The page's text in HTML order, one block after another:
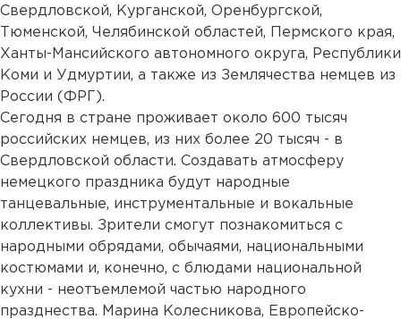
Свердловской, Курганской, Оренбургской,
Тюменской, Челябинской областей, Пермского края,
Ханты-Мансийского автономного округа, Республики
Коми и Удмуртии, а также из Землячества немцев из
России (ФРГ).
Сегодня в стране проживает около 600 тысяч
российских немцев, из них более 20 тысяч - в
Свердловской области. Создавать атмосферу
немецкого праздника будут народные
танцевальные, инструментальные и вокальные
коллективы. Зрители смогут познакомиться с
народными обрядами, обычаями, национальными
костюмами и, конечно, с блюдами национальной
кухни - неотъемлемой частью народного
празднества. Марина Колесникова, Европейско-